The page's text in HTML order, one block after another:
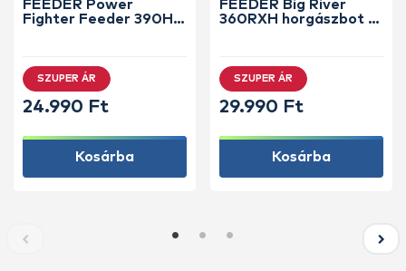
FEEDER Power
Fighter Feeder 390H
SZUPER ÁR
24.990 Ft
Kosárba
FEEDER Big River
360RXH horgászbot +
SZUPER ÁR
29.990 Ft
Kosárba